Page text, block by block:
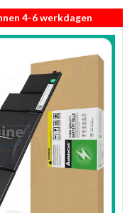
4-6 werkdagen